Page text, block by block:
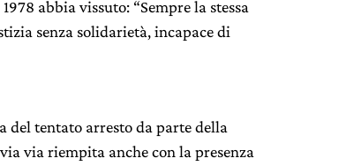
abbia vissuto: “Sempre la stessa
senza solidarietà, incapace di
del tentato arresto da parte della
via riempita anche con la presenza